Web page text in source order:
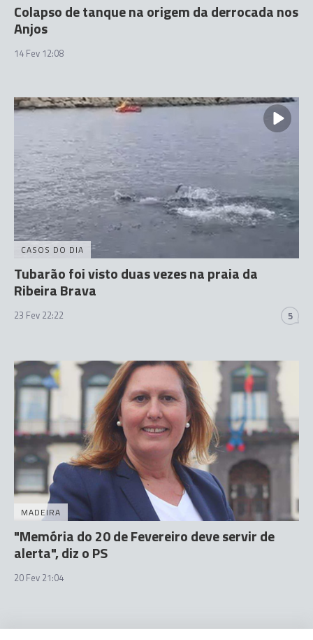
Colapso de tanque na origem da derrocada nos
Anjos
14 Fev 12:08
CASOS DO DIA
Tubarão foi visto duas vezes na praia da
Ribeira Brava
23 Fev 22:22 5
MADEIRA
"Memória do 20 de Fevereiro deve servir de
alerta", diz o PS
20 Fev 21:04